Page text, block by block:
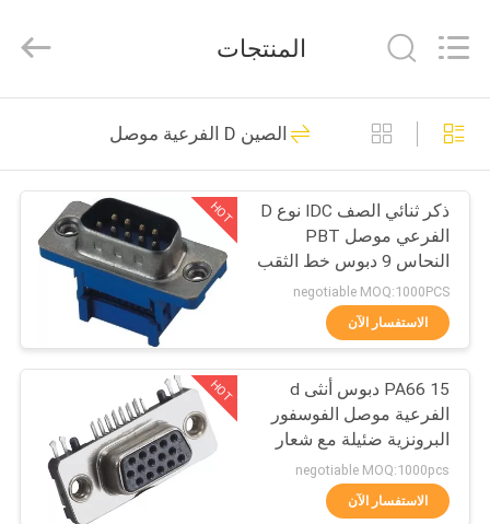
الصفحة
الرئيسية
منتجات
معلومات
جولة
المعمل
LTD.
Reserved.
موصل وكون
22
دبوس رأس موصل
48
المنتجات
الصين D الفرعية موصل
HOT
ذكر ثنائي الصف IDC نوع D
الفرعي موصل PBT
النحاس 9 دبوس خط الثقب
negotiable MOQ:1000PCS
الاستفسار الآن
HOT
PA66 15 دبوس أنثى d
الفرعية موصل الفوسفور
البرونزية ضئيلة مع شعار
وكون بنفايات
negotiable MOQ:1000pcs
الاستفسار الآن